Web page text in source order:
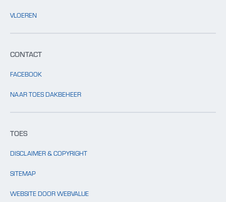
VLOEREN
CONTACT
FACEBOOK
NAAR TOES DAKBEHEER
TOES
DISCLAIMER & COPYRIGHT
SITEMAP
WEBSITE DOOR WEBVALUE